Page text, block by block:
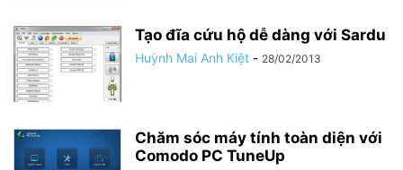
Tạo đĩa cứu hộ dễ dàng với Sardu
Huỳnh Mai Anh Kiệt - 28/02/2013
Chăm sóc máy tính toàn diện với
Comodo PC TuneUp